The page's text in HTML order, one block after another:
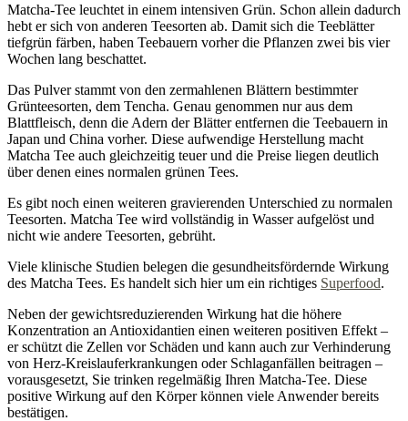
Matcha-Tee leuchtet in einem intensiven Grün. Schon allein dadurch
hebt er sich von anderen Teesorten ab. Damit sich die Teeblätter
tiefgrün färben, haben Teebauern vorher die Pflanzen zwei bis vier
Wochen lang beschattet.
Das Pulver stammt von den zermahlenen Blättern bestimmter
Grünteesorten, dem Tencha. Genau genommen nur aus dem
Blattfleisch, denn die Adern der Blätter entfernen die Teebauern in
Japan und China vorher. Diese aufwendige Herstellung macht
Matcha Tee auch gleichzeitig teuer und die Preise liegen deutlich
über denen eines normalen grünen Tees.
Es gibt noch einen weiteren gravierenden Unterschied zu normalen
Teesorten. Matcha Tee wird vollständig in Wasser aufgelöst und
nicht wie andere Teesorten, gebrüht.
Viele klinische Studien belegen die gesundheitsfördernde Wirkung
des Matcha Tees. Es handelt sich hier um ein richtiges Superfood.
Neben der gewichtsreduzierenden Wirkung hat die höhere
Konzentration an Antioxidantien einen weiteren positiven Effekt –
er schützt die Zellen vor Schäden und kann auch zur Verhinderung
von Herz-Kreislauferkrankungen oder Schlaganfällen beitragen –
vorausgesetzt, Sie trinken regelmäßig Ihren Matcha-Tee. Diese
positive Wirkung auf den Körper können viele Anwender bereits
bestätigen.